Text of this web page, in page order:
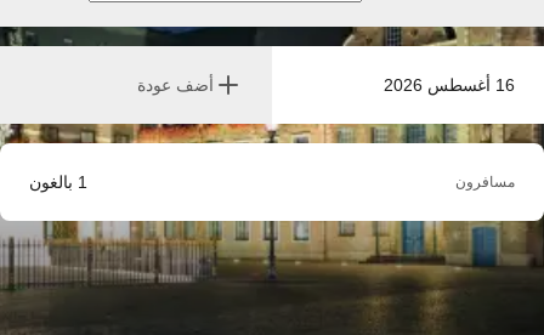
16 أغسطس 2026 أضف عودة
مسافرون 1 بالغون